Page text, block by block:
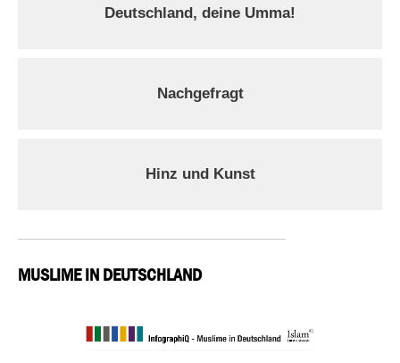
Deutschland, deine Umma!
Nachgefragt
Hinz und Kunst
MUSLIME IN DEUTSCHLAND